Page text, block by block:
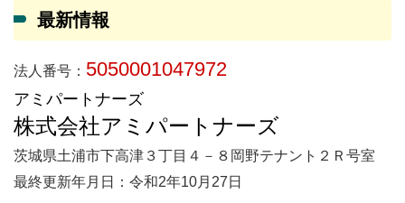
最新情報
法人番号： 5050001047972
アミパートナーズ
株式会社アミパートナーズ
茨城県土浦市下高津３丁目４－８岡野テナント２Ｒ号室
最終更新年月日：令和2年10月27日